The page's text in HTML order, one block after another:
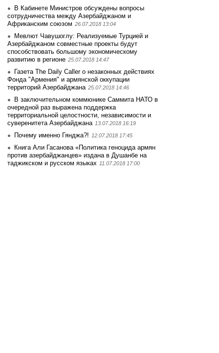
В Кабинете Министров обсуждены вопросы
сотрудничества между Азербайджаном и
Африканским союзом 26.07.2018 13:04
Мевлют Чавушоглу: Реализуемые Турцией и
Азербайджаном совместные проекты будут
способствовать большому экономическому
развитию в регионе 25.07.2018 14:47
Газета The Daily Caller о незаконных действиях
Фонда "Армения" и армянской оккупации
территорий Азербайджана 25.07.2018 14:46
В заключительном коммюнике Саммита НАТО в
очередной раз выражена поддержка
территориальной целостности, независимости и
суверенитета Азербайджана 13.07.2018 16:19
Почему именно Гянджа?! 12.07.2018 17:45
Книга Али Гасанова «Политика геноцида армян
против азербайджанцев» издана в Душанбе на
таджикском и русском языках 11.07.2018 17:00